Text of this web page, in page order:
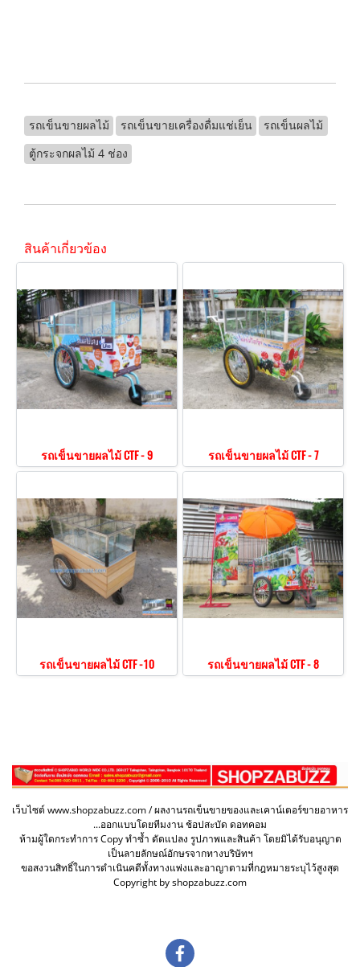
รถเข็นขายผลไม้ รถเข็นขายเครื่องดื่มแช่เย็น
รถเข็นผลไม้
ตู้กระจกผลไม้ 4 ช่อง
สินค้าเกี่ยวข้อง
รถเข็นขายผลไม้ CTF - 9 รถเข็นขายผลไม้ CTF - 7
รถเข็นขายผลไม้ CTF -10 รถเข็นขายผลไม้ CTF - 8
เว็บไซต์ www.shopzabuzz.com / ผลงานรถเข็นขายของและเคาน์เตอร์ขายอาหาร
...ออกแบบโดยทีมงาน ช้อปสะบัด ดอทคอม
ห้ามผู้ใดกระทำการ Copy ทำซ้ำ ดัดแปลง รูปภาพและสินค้า โดยมิได้รับอนุญาต
เป็นลายลักษณ์อักษรจากทางบริษัทฯ
ขอสงวนสิทธิ์ในการดำเนินคดีทั้งทางแพ่งและอาญาตามที่กฎหมายระบุไว้สูงสุด
Copyright by shopzabuzz.com